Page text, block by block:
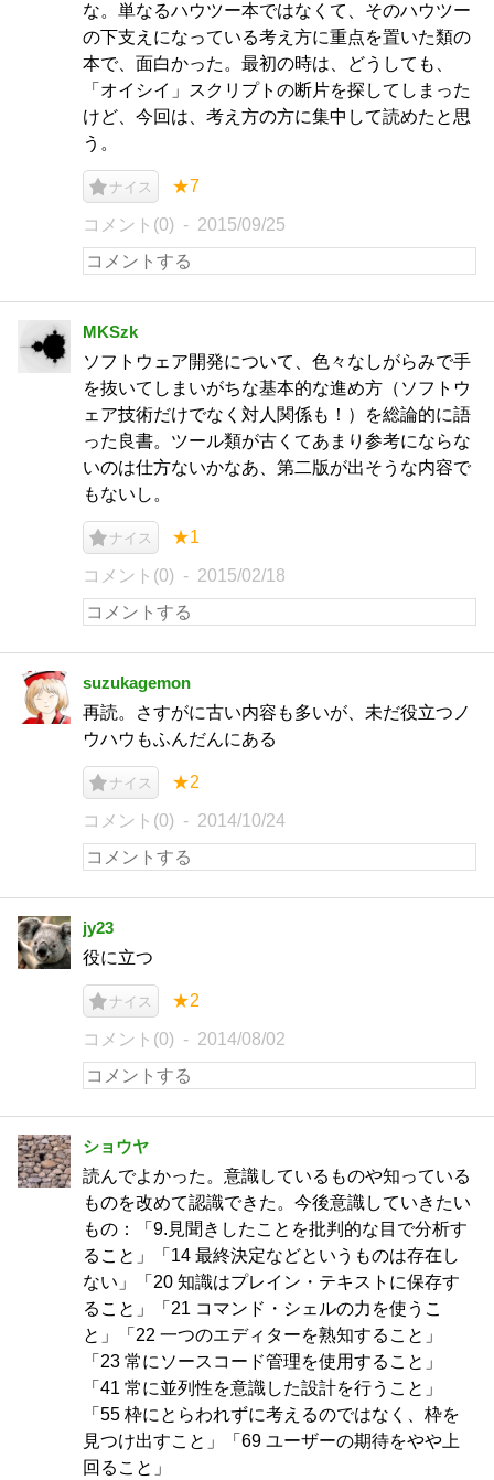
な。単なるハウツー本ではなくて、そのハウツー
の下支えになっている考え方に重点を置いた類の
本で、面白かった。最初の時は、どうしても、
「オイシイ」スクリプトの断片を探してしまった
けど、今回は、考え方の方に集中して読めたと思
う。
ナイス ★7
コメント(0) 2015/09/25
MKSzk
ソフトウェア開発について、色々なしがらみで手
を抜いてしまいがちな基本的な進め方（ソフトウ
ェア技術だけでなく対人関係も！）を総論的に語
った良書。ツール類が古くてあまり参考にならな
いのは仕方ないかなあ、第二版が出そうな内容で
もないし。
ナイス ★1
コメント(0) 2015/02/18
suzukagemon
再読。さすがに古い内容も多いが、未だ役立つノ
ウハウもふんだんにある
ナイス ★2
コメント(0) 2014/10/24
jy23
役に立つ
ナイス ★2
コメント(0) 2014/08/02
ショウヤ
読んでよかった。意識しているものや知っている
ものを改めて認識できた。今後意識していきたい
もの：「9.見聞きしたことを批判的な目で分析す
ること」「14 最終決定などというものは存在し
ない」「20 知識はプレイン・テキストに保存す
ること」「21 コマンド・シェルの力を使うこ
と」「22 一つのエディターを熟知すること」
「23 常にソースコード管理を使用すること」
「41 常に並列性を意識した設計を行うこと」
「55 枠にとらわれずに考えるのではなく、枠を
見つけ出すこと」「69 ユーザーの期待をやや上
回ること」